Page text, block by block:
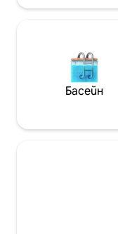
се заплащат на
Басейн